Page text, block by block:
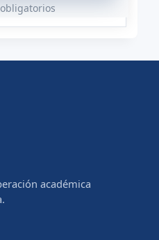
académica